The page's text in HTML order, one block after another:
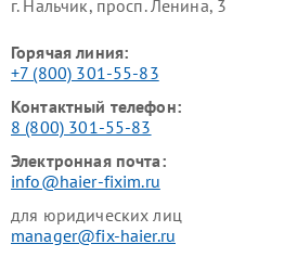
г. Нальчик, просп. Ленина, 3
Горячая линия:
+7 (800) 301-55-83
Контактный телефон:
8 (800) 301-55-83
Электронная почта:
info@haier-fixim.ru
для юридических лиц
manager@fix-haier.ru